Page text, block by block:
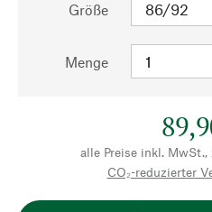
Größe
Menge
alle Preise inkl. MwSt.,
CO₂-reduzierter